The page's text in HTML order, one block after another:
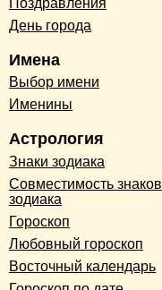
День города
Имена
Выбор имени
Именины
Астрология
Знаки зодиака
Совместимость знаков
зодиака
Гороскоп
Любовный гороскоп
Восточный календарь